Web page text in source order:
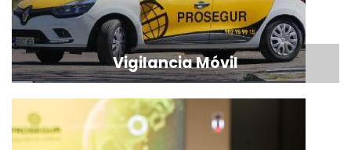
Vigilancia Móvil